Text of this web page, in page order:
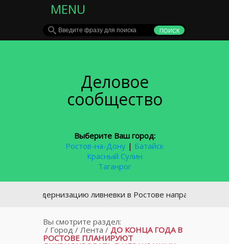
MENU
Деловое
сообщество
Выберите Ваш город:
Ростов-на-Дону | Батайск
Красный Сулин
Таганрог
модернизацию ливневки в Ростове направят 5,5 млрд руб
Вы смотрите раздел:
/ Город/ Лента / ДО КОНЦА ГОДА В
РОСТОВЕ ПЛАНИРУЮТ